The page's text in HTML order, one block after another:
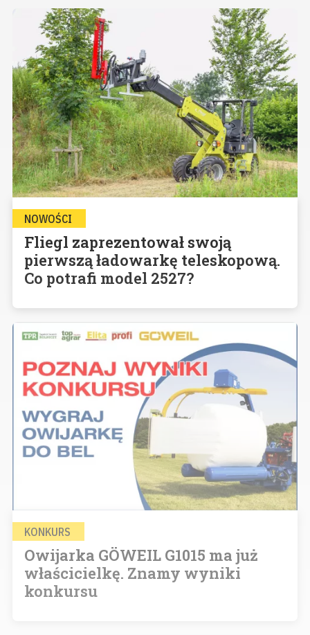
NOWOŚCI
Fliegl zaprezentował swoją
pierwszą ładowarkę teleskopową.
Co potrafi model 2527?
KONKURS
Owijarka GÖWEIL G1015 ma już
właścicielkę. Znamy wyniki
konkursu